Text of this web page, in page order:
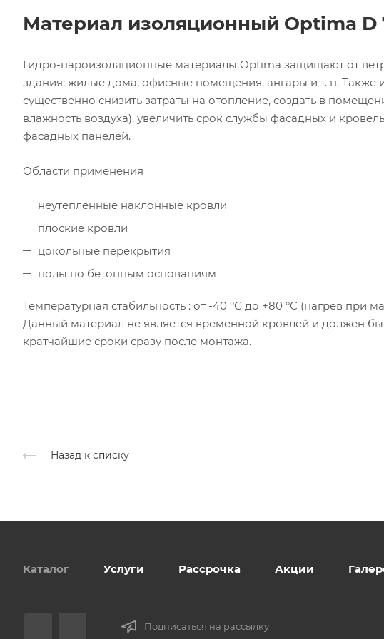
Материал изоляционный Optima D
Гидро-пароизоляционные материалы Optima защищают от
здания: жилые дома, офисные помещения, ангары и т. п. Также
существенно снизить затраты на отопление, создать в
влажность воздуха), увеличить срок службы фасадных и
фасадных панелей.
Области применения
неутепленные наклонные кровли
плоские кровли
цокольные перекрытия
полы по бетонным основаниям
Температурная стабильность : от -40 °C до +80 °C (нагрев при
Данный материал не является временной кровлей и должен
кратчайшие сроки сразу после монтажа.
Назад к списку
Каталог Услуги Рассрочка Акции
Подписаться на рассылку